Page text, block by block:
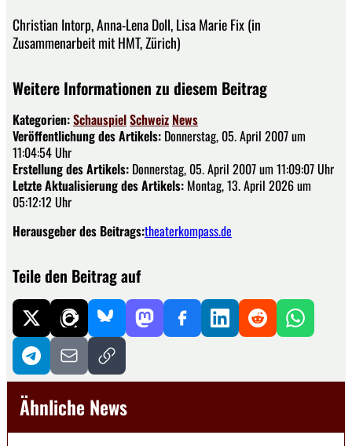
Christian Intorp, Anna-Lena Doll, Lisa Marie Fix (in
Zusammenarbeit mit HMT, Zürich)
Weitere Informationen zu diesem Beitrag
Kategorien:SchauspielSchweiz News
Veröffentlichung des Artikels: Donnerstag, 05. April 2007 um
11:04:54 Uhr
Erstellung des Artikels: Donnerstag, 05. April 2007 um 11:09:07 Uhr
Letzte Aktualisierung des Artikels: Montag, 13. April 2026 um
05:12:12 Uhr
Herausgeber des Beitrags:theaterkompass.de
Teile den Beitrag auf
Ähnliche News